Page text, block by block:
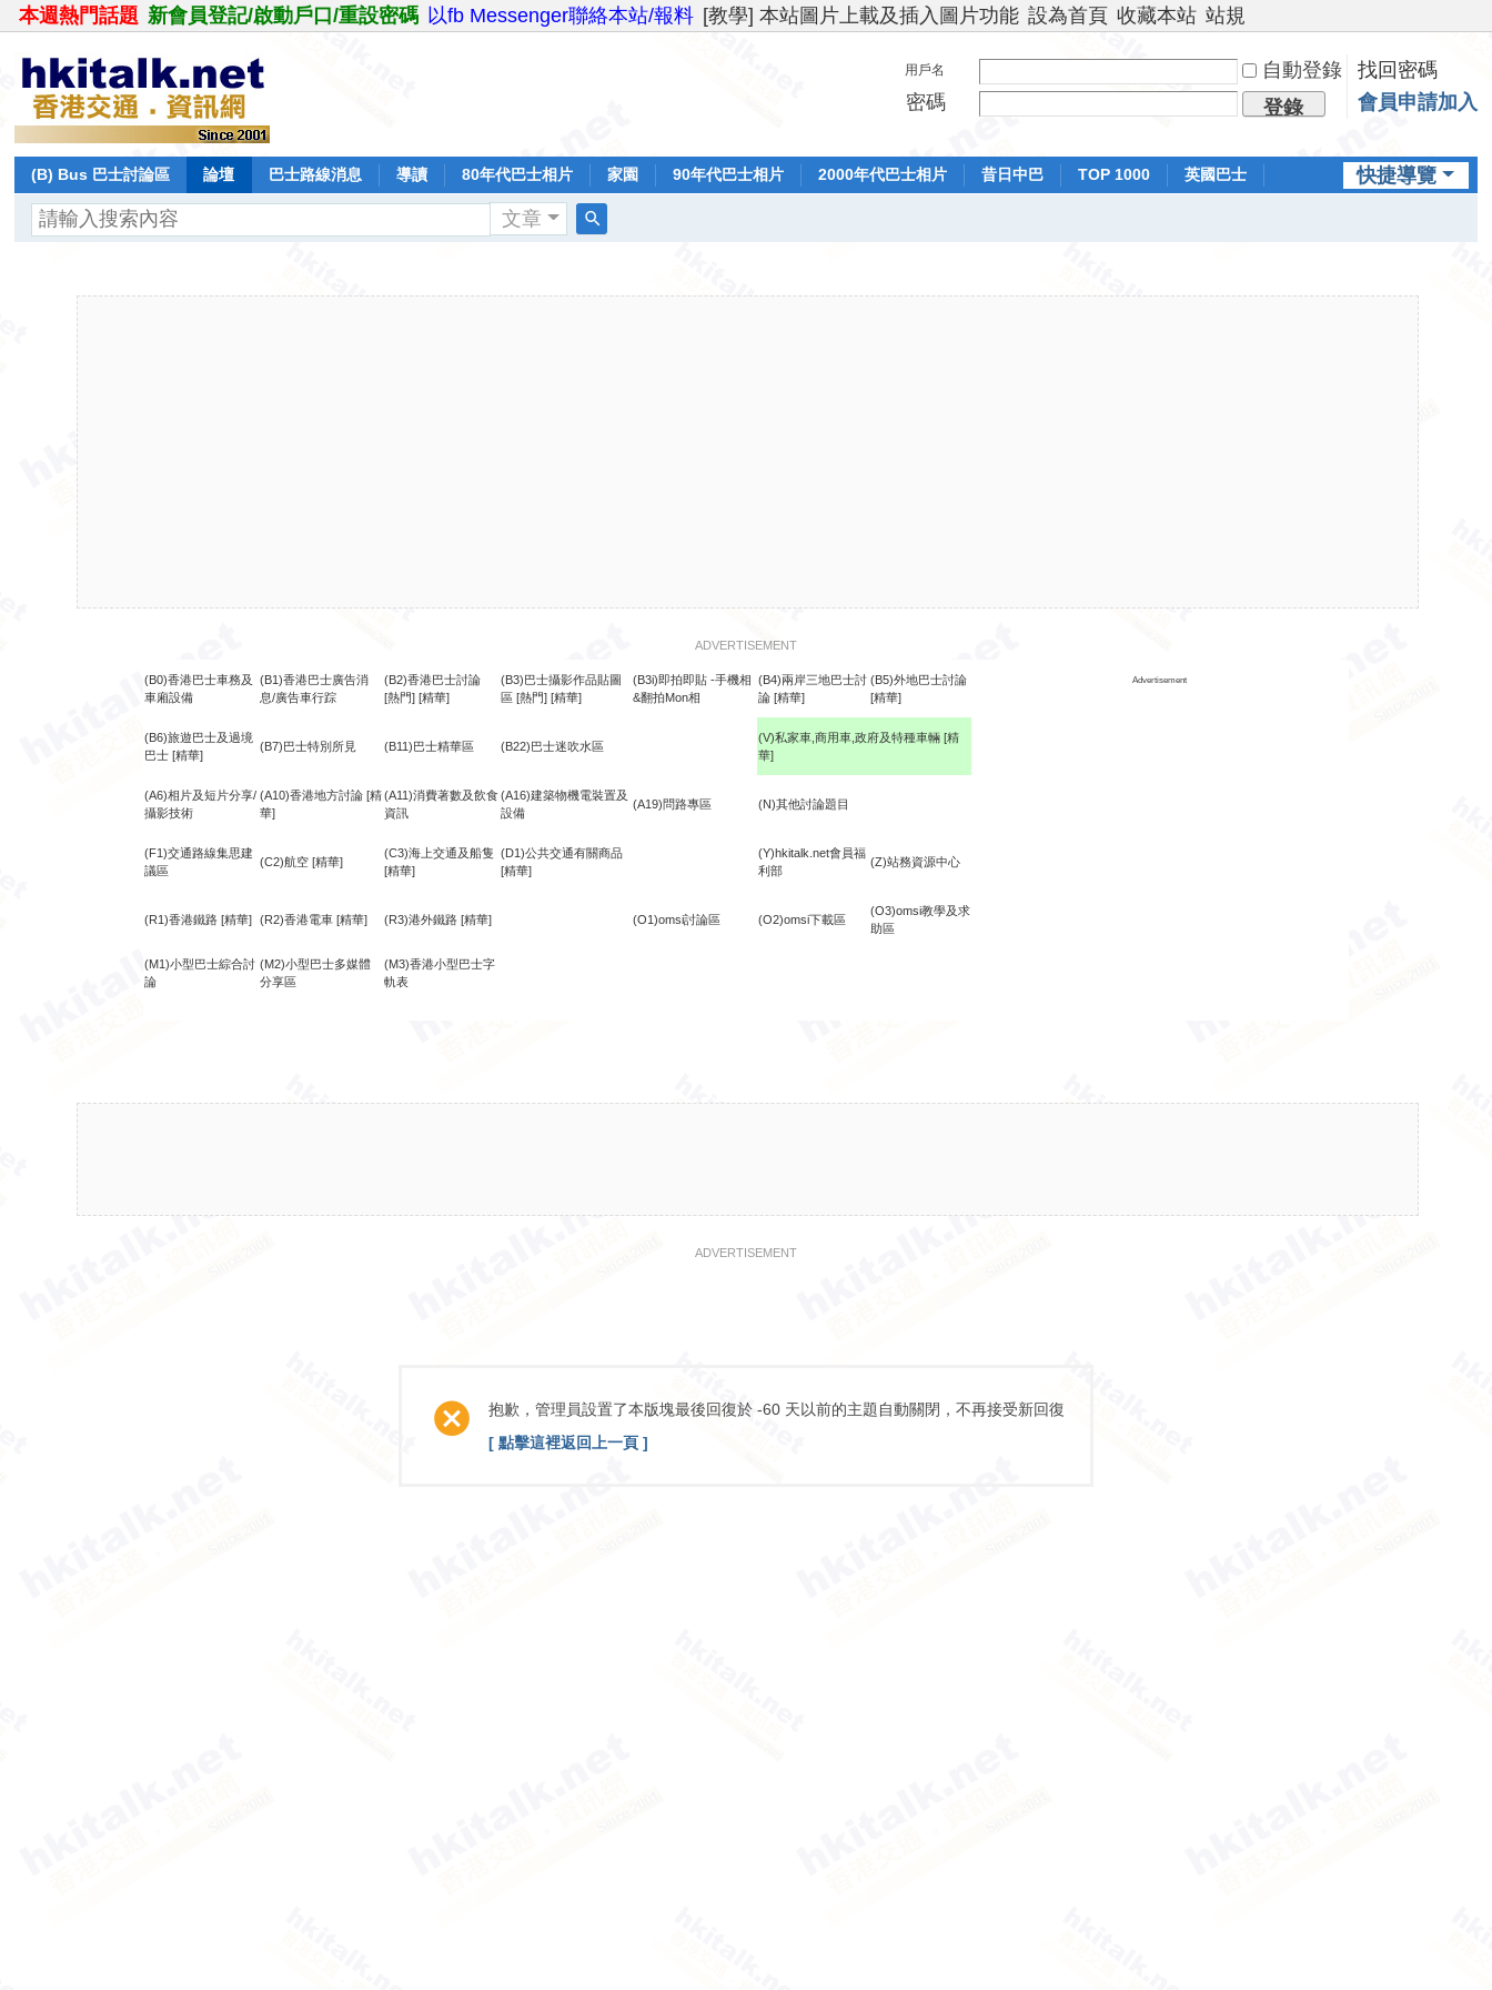
本週熱門話題 新會員登記/啟動戶口/重設密碼 以fb Messenger聯絡本站/報料 [教學] 本站圖片上載及插入圖片功能 設為首頁 收藏本站 站規
用戶名 自動登錄
找回密碼
密碼
登錄 會員申請加入
快捷導覽
(B) Bus 巴士討論區 論壇 巴士路線消息 導讀 80年代巴士相片 家園 90年代巴士相片 2000年代巴士相片 昔日中巴 TOP 1000
英國巴士
文章
ADVERTISEMENT
(B0)香港巴士車務及
車廂設備
(B1)香港巴士廣告消
息/廣告車行踪
(B2)香港巴士討論
[熱門] [精華]
(B3)巴士攝影作品貼圖
區 [熱門] [精華]
(B3i)即拍即貼 -手機相
&翻拍Mon相
(B4)兩岸三地巴士討
論 [精華]
(B5)外地巴士討論
[精華]
Advertisement
(B6)旅遊巴士及過境
巴士 [精華]
(B7)巴士特別所見 (B11)巴士精華區 (B22)巴士迷吹水區
(V)私家車,商用車,政府及特種車輛 [精
華]
(A6)相片及短片分享/
攝影技術
(A10)香港地方討論 [精
華]
(A11)消費著數及飲食
資訊
(A16)建築物機電裝置及
設備
(A19)問路專區 (N)其他討論題目
(F1)交通路線集思建
議區
(C2)航空 [精華]
(C3)海上交通及船隻
[精華]
(D1)公共交通有關商品
[精華]
(Y)hkitalk.net會員福
利部
(Z)站務資源中心
(R1)香港鐵路 [精華] (R2)香港電車 [精華] (R3)港外鐵路 [精華] (O1)omsi討論區 (O2)omsi下載區
(O3)omsi教學及求
助區
(M1)小型巴士綜合討
論
(M2)小型巴士多媒體
分享區
(M3)香港小型巴士字
軌表
ADVERTISEMENT
抱歉，管理員設置了本版塊最後回復於 -60 天以前的主題自動關閉，不再接受新回復
[ 點擊這裡返回上一頁 ]